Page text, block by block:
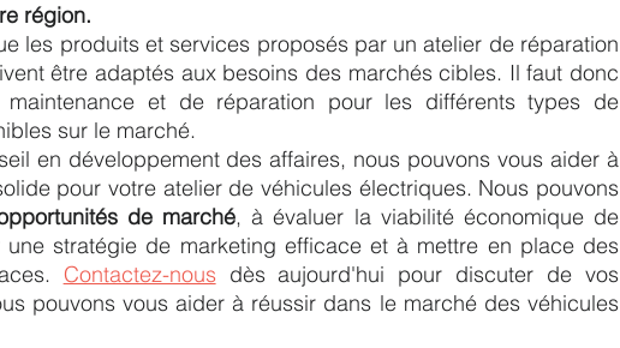
région.
les produits et services proposés par un atelier de réparation
être adaptés aux besoins des marchés cibles. Il faut donc
et de réparation pour les différents types de
sur le marché.
en développement des affaires, nous pouvons vous aider à
pour votre atelier de véhicules électriques. Nous pouvons
de marché, à évaluer la viabilité économique de
stratégie de marketing efficace et à mettre en place des
Contactez-nous dès aujourd'hui pour discuter de vos
pouvons vous aider à réussir dans le marché des véhicules